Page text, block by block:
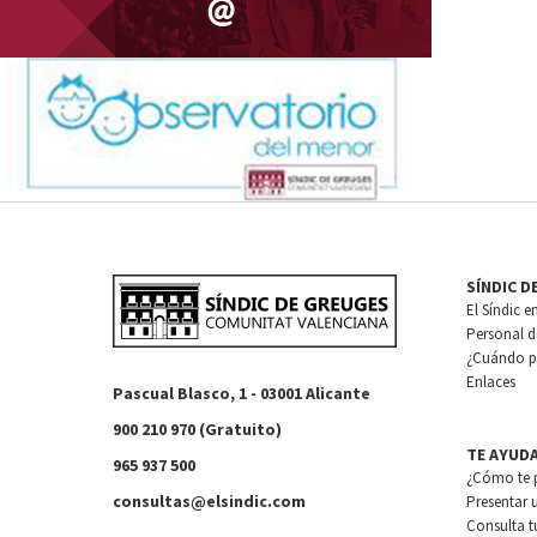
Pascual Blasco, 1 - 03001 Alicante
900 210 970 (Gratuito)
965 937 500
consultas@elsindic.com
SÍNDIC
El Síndic
Personal
¿Cuándo
Enlaces
TE
¿Cómo te
Presentar
Consulta